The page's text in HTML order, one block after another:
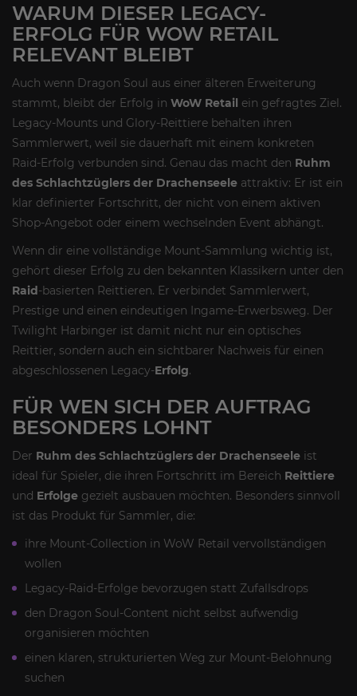
WARUM DIESER LEGACY-
ERFOLG FÜR WOW RETAIL
RELEVANT BLEIBT
Auch wenn Dragon Soul aus einer älteren Erweiterung
stammt, bleibt der Erfolg in WoW Retail ein gefragtes Ziel.
Legacy-Mounts und Glory-Reittiere behalten ihren
Sammlerwert, weil sie dauerhaft mit einem konkreten
Raid-Erfolg verbunden sind. Genau das macht den Ruhm
des Schlachtzüglers der Drachenseele attraktiv: Er ist ein
klar definierter Fortschritt, der nicht von einem aktiven
Shop-Angebot oder einem wechselnden Event abhängt.
Wenn dir eine vollständige Mount-Sammlung wichtig ist,
gehört dieser Erfolg zu den bekannten Klassikern unter den
Raid-basierten Reittieren. Er verbindet Sammlerwert,
Prestige und einen eindeutigen Ingame-Erwerbsweg. Der
Twilight Harbinger ist damit nicht nur ein optisches
Reittier, sondern auch ein sichtbarer Nachweis für einen
abgeschlossenen Legacy-Erfolg.
FÜR WEN SICH DER AUFTRAG
BESONDERS LOHNT
Der Ruhm des Schlachtzüglers der Drachenseele ist
ideal für Spieler, die ihren Fortschritt im Bereich Reittiere
und Erfolge gezielt ausbauen möchten. Besonders sinnvoll
ist das Produkt für Sammler, die:
ihre Mount-Collection in WoW Retail vervollständigen
wollen
Legacy-Raid-Erfolge bevorzugen statt Zufallsdrops
den Dragon Soul-Content nicht selbst aufwendig
organisieren möchten
einen klaren, strukturierten Weg zur Mount-Belohnung
suchen